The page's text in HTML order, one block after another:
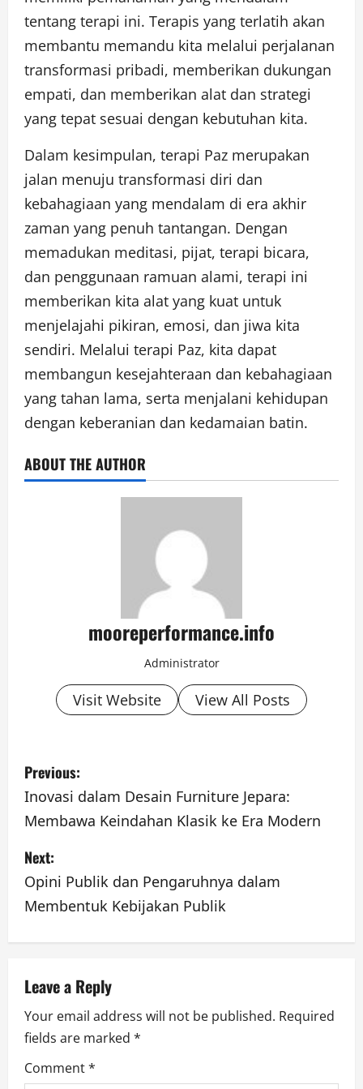
tentang terapi ini. Terapis yang terlatih akan
membantu memandu kita melalui perjalanan
transformasi pribadi, memberikan dukungan
empati, dan memberikan alat dan strategi
yang tepat sesuai dengan kebutuhan kita.
Dalam kesimpulan, terapi Paz merupakan
jalan menuju transformasi diri dan
kebahagiaan yang mendalam di era akhir
zaman yang penuh tantangan. Dengan
memadukan meditasi, pijat, terapi bicara,
dan penggunaan ramuan alami, terapi ini
memberikan kita alat yang kuat untuk
menjelajahi pikiran, emosi, dan jiwa kita
sendiri. Melalui terapi Paz, kita dapat
membangun kesejahteraan dan kebahagiaan
yang tahan lama, serta menjalani kehidupan
dengan keberanian dan kedamaian batin.
ABOUT THE AUTHOR
mooreperformance.info
Administrator
Visit Website View All Posts
P
o
s
t
n
a
i
g
a
Previous:
Inovasi dalam Desain Furniture Jepara:
Membawa Keindahan Klasik ke Era Modern
Next:
Opini Publik dan Pengaruhnya dalam
Membentuk Kebijakan Publik
Leave a Reply
Your email address will not be published. Required
fields are marked *
Comment*